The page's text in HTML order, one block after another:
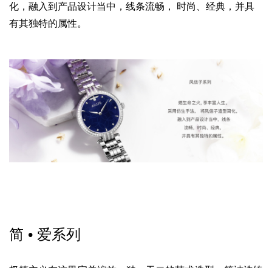
化， 融入到产品设计当中，线条流畅， 时尚、经典， 并具
有其独特的属性。
简 • 爱系列